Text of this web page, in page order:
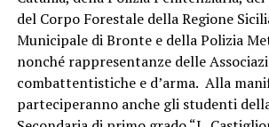
del Corpo Forestale della Regione
Municipale di Bronte e della Polizia
nonché rappresentanze delle
combattentistiche e d’arma. Alla
parteciperanno anche gli studenti